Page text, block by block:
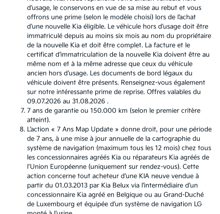
d’usage, le conservons en vue de sa mise au rebut et vous
offrons une prime (selon le modèle choisi) lors de l’achat
d’une nouvelle Kia éligible. Le véhicule hors d’usage doit être
immatriculé depuis au moins six mois au nom du propriétaire
de la nouvelle Kia et doit être complet. La facture et le
certificat d’immatriculation de la nouvelle Kia doivent être au
même nom et à la même adresse que ceux du véhicule
ancien hors d’usage. Les documents de bord légaux du
véhicule doivent être présents. Renseignez-vous également
sur notre intéressante prime de reprise. Offres valables du
09.07.2026 au 31.08.2026 .
7 ans de garantie ou 150.000 km (selon le premier critère
atteint).
L’action « 7 Ans Map Update » donne droit, pour une période
de 7 ans, à une mise à jour annuelle de la cartographie du
système de navigation (maximum tous les 12 mois) chez tous
les concessionnaires agréés Kia ou réparateurs Kia agréés de
l’Union Européenne (uniquement sur rendez-vous). Cette
action concerne tout acheteur d’une KIA neuve vendue à
partir du 01.03.2013 par Kia Belux via l’intermédiaire d’un
concessionnaire Kia agréé en Belgique ou au Grand-Duché
de Luxembourg et équipée d’un système de navigation LG